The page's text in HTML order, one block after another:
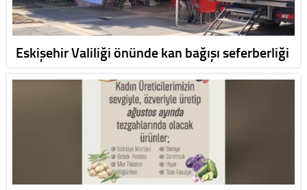
Eskişehir Valiliği önünde kan bağışı seferberliği